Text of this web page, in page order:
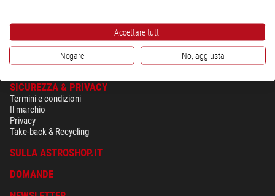
SICUREZZA & PRIVACY
Termini e condizioni
Il marchio
Privacy
Take-back & Recycling
SULLA ASTROSHOP.IT
DOMANDE
Accettare tutti
Negare No, aggiusta